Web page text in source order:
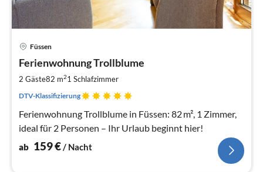
Füssen
Ferienwohnung Trollblume
2 Gäste82 m21 Schlafzimmer
DTV-Klassifizierung
Ferienwohnung Trollblume in Füssen: 82 m², 1 Zimmer,
ideal für 2 Personen – Ihr Urlaub beginnt hier!
ab 159€/ Nacht